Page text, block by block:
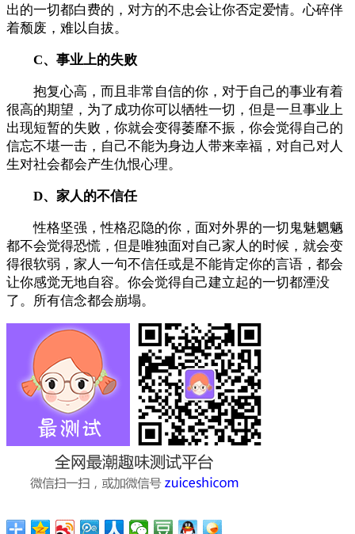
出的一切都白费的，对方的不忠会让你否定爱情。心碎伴
着颓废，难以自拔。
C、事业上的失败
抱复心高，而且非常自信的你，对于自己的事业有着
很高的期望，为了成功你可以牺牲一切，但是一旦事业上
出现短暂的失败，你就会变得萎靡不振，你会觉得自己的
信忘不堪一击，自己不能为身边人带来幸福，对自己对人
生对社会都会产生仇恨心理。
D、家人的不信任
性格坚强，性格忍隐的你，面对外界的一切鬼魅魍魉
都不会觉得恐慌，但是唯独面对自己家人的时候，就会变
得很软弱，家人一句不信任或是不能肯定你的言语，都会
让你感觉无地自容。你会觉得自己建立起的一切都湮没
了。所有信念都会崩塌。